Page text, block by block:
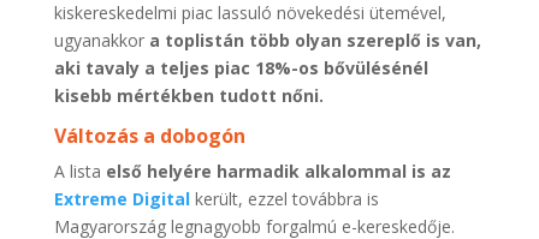
kiskereskedelmi piac lassuló növekedési ütemével,
ugyanakkor a toplistán több olyan szereplő is van,
aki tavaly a teljes piac 18%-os bővülésénél
kisebb mértékben tudott nőni.
Változás a dobogón
A lista első helyére harmadik alkalommal is az
Extreme Digitalkerült, ezzel továbbra is
Magyarország legnagyobb forgalmú e-kereskedője.